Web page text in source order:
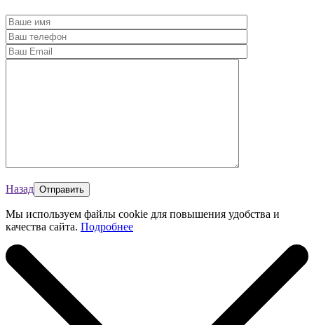
Назад
Мы используем файлы cookie для повышения удобства и
качества сайта. Подробнее